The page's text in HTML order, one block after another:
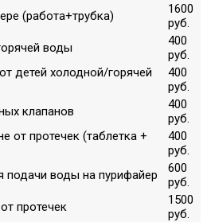
(работа+трубка)
1600
руб.
воды
400
руб.
детей холодной/горячей
400
руб.
клапанов
400
руб.
от протечек (таблетка +
400
руб.
подачи воды на пурифайер
600
руб.
протечек
1500
руб.